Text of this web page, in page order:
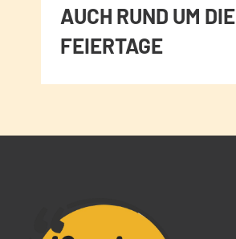
AUCH RUND UM DIE
FEIERTAGE